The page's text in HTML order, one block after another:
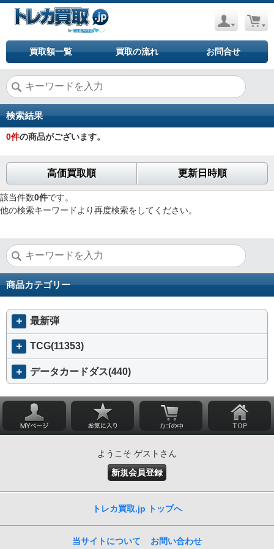
買取額一覧 買取の流れ お問合せ
検索結果
0件の商品がございます。
高価買取順 更新日時順
該当件数0件です。
他の検索キーワードより再度検索をしてください。
商品カテゴリー
＋ 最新弾
＋ TCG(11353)
＋ データカードダス(440)
ようこそ ゲストさん
新規会員登録
トレカ買取.jp トップへ
当サイトについて お問い合わせ